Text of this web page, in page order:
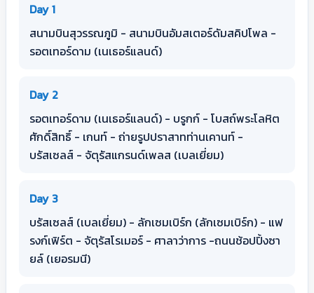
Day 1
สนามบินสุวรรณภูมิ - สนามบินอัมสเตอร์ดัมสคิปโพล -
รอตเทอร์ดาม (เนเธอร์แลนด์)
Day 2
รอตเทอร์ดาม (เนเธอร์แลนด์) - บรูกก์ - โบสถ์พระโลหิต
ศักดิ์สิทธิ์ - เกนท์ - ถ่ายรูปปราสาทท่านเคานท์ -
บรัสเซลส์ - จัตุรัสแกรนด์เพลส (เบลเยี่ยม)
Day 3
บรัสเซลส์ (เบลเยี่ยม) - ลักเซมเบิร์ก (ลักเซมเบิร์ก) - แฟ
รงก์เฟิร์ต - จัตุรัสโรเมอร์ - ศาลาว่าการ -ถนนช้อปปิ้งซา
ยล์ (เยอรมนี)